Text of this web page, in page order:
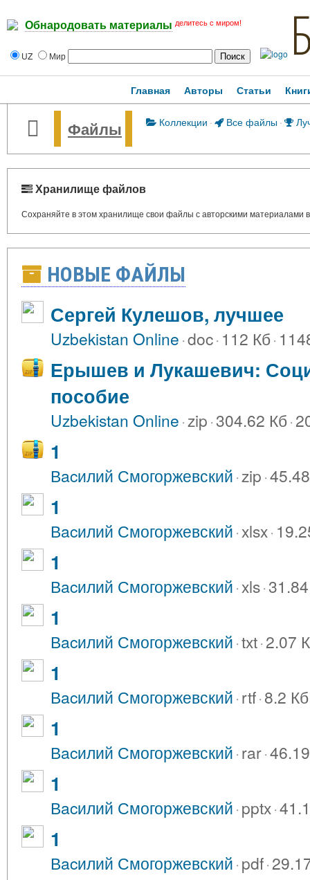
Обнародовать материалы делитесь с миром!
UZ Мир
Главная Авторы Статьи
Файлы Коллекции · Все файлы·
Хранилище файлов
Сохраняйте в этом хранилище свои файлы с авторскими материалами
НОВЫЕ ФАЙЛЫ
Сергей Кулешов, лучшее
Uzbekistan Online·doc· 112 Кб·
Ерышев и Лукашевич:
пособие
Uzbekistan Online·zip·304.62 Кб·
1
Вacилий Смогоржевский·zip·
1
Вacилий Смогоржевский·xlsx·
1
Вacилий Смогоржевский·xls·
1
Вacилий Смогоржевский·txt·2.07
1
Вacилий Смогоржевский·rtf·8.2 Кб
1
Вacилий Смогоржевский·rar·
1
Вacилий Смогоржевский·pptx·
1
Вacилий Смогоржевский·pdf·